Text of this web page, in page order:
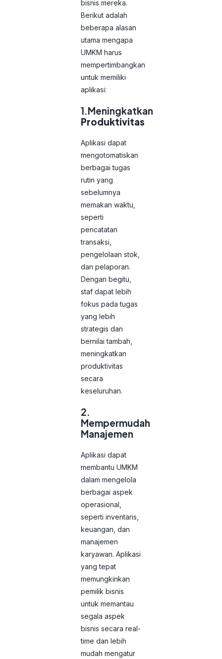
bisnis mereka.
Berikut adalah
beberapa alasan
utama mengapa
UMKM harus
mempertimbangkan
untuk memiliki
aplikasi:
1.Meningkatkan
Produktivitas
Aplikasi dapat
mengotomatiskan
berbagai tugas
rutin yang
sebelumnya
memakan waktu,
seperti
pencatatan
transaksi,
pengelolaan stok,
dan pelaporan.
Dengan begitu,
staf dapat lebih
fokus pada tugas
yang lebih
strategis dan
bernilai tambah,
meningkatkan
produktivitas
secara
keseluruhan.
2.
Mempermudah
Manajemen
Aplikasi dapat
membantu UMKM
dalam mengelola
berbagai aspek
operasional,
seperti inventaris,
keuangan, dan
manajemen
karyawan. Aplikasi
yang tepat
memungkinkan
pemilik bisnis
untuk memantau
segala aspek
bisnis secara real-
time dan lebih
mudah mengatur